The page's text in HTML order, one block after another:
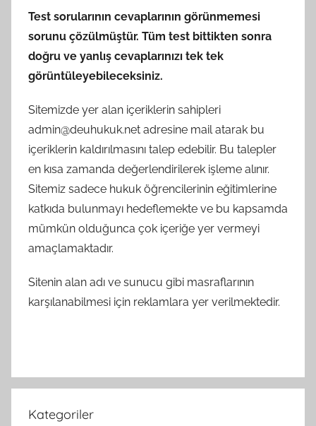
Test sorularının cevaplarının görünmemesi
sorunu çözülmüştür. Tüm test bittikten sonra
doğru ve yanlış cevaplarınızı tek tek
görüntüleyebileceksiniz.
Sitemizde yer alan içeriklerin sahipleri
admin@deuhukuk.net adresine mail atarak bu
içeriklerin kaldırılmasını talep edebilir. Bu talepler
en kısa zamanda değerlendirilerek işleme alınır.
Sitemiz sadece hukuk öğrencilerinin eğitimlerine
katkıda bulunmayı hedeflemekte ve bu kapsamda
mümkün olduğunca çok içeriğe yer vermeyi
amaçlamaktadır.
Sitenin alan adı ve sunucu gibi masraflarının
karşılanabilmesi için reklamlara yer verilmektedir.
Kategoriler